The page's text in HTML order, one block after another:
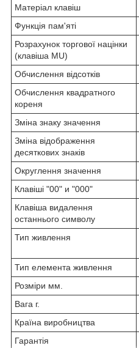
Матеріал клавіш
Функція пам'яті
Розрахунок торгової націнки
(клавіша MU)
Обчислення відсотків
Обчислення квадратного
кореня
Зміна знаку значення
Зміна відображення
десяткових знаків
Округлення значення
Клавіші "00" и "000"
Клавіша видалення
останнього символу
Тип живлення
Тип елемента живлення
Розміри мм.
Вага г.
Країна виробництва
Гарантія